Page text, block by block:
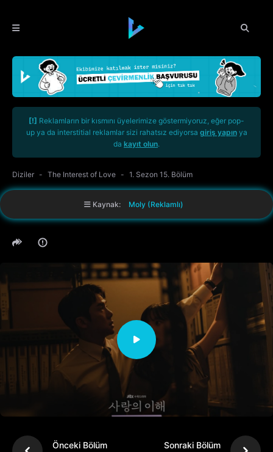
[!] Reklamların bir kısmını üyelerimize göstermiyoruz, eğer pop-
up ya da interstitial reklamlar sizi rahatsız ediyorsa giriş yapınya
da kayıt olun.
Diziler The Interest of Love 1. Sezon 15. Bölüm
Kaynak: Moly (Reklamlı)
Önceki Bölüm Sonraki Bölüm